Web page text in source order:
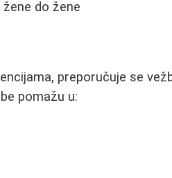
do žene
preporučuje se
pomažu u: